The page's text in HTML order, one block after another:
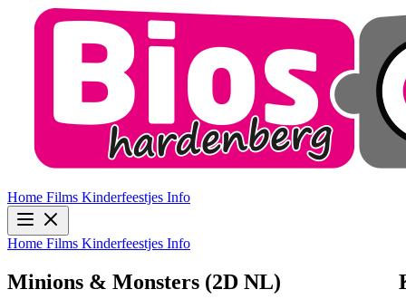
Home Films Kinderfeestjes Info
Home Films Kinderfeestjes Info
Kattenkwaad in Egypte